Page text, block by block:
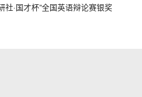
社·国才杯”全国英语辩论赛银奖